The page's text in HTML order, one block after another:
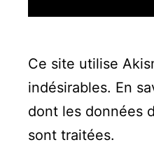
Ce site utilise
indésirables. En
dont les données
sont traitées.